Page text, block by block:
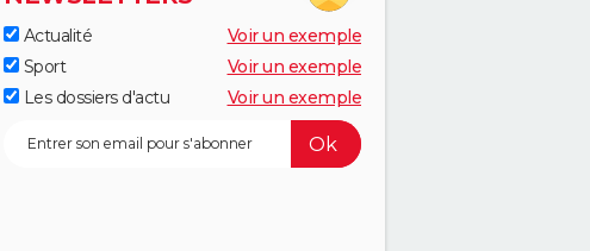
Actualité
Voir un exemple
Sport
Voir un exemple
Les dossiers d'actu
Voir un exemple